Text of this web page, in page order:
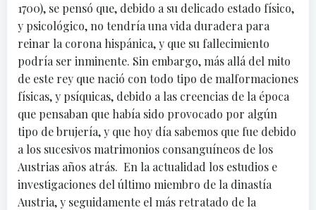
1700), se pensó que, debido a su delicado estado físico,
y psicológico, no tendría una vida duradera para
reinar la corona hispánica, y que su fallecimiento
podría ser inminente. Sin embargo, más allá del mito
de este rey que nació con todo tipo de malformaciones
físicas, y psíquicas, debido a las creencias de la época
que pensaban que había sido provocado por algún
tipo de brujería, y que hoy día sabemos que fue debido
a los sucesivos matrimonios consanguíneos ​de los
Austrias años atrás. En la actualidad los estudios e
investigaciones del último miembro de la dinastía
Austria, y seguidamente el más retratado de la